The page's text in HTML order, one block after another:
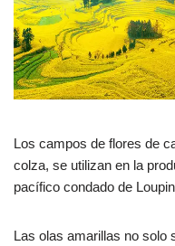
Los campos de flores de
colza, se utilizan en la
pacífico condado de
Las olas amarillas no solo